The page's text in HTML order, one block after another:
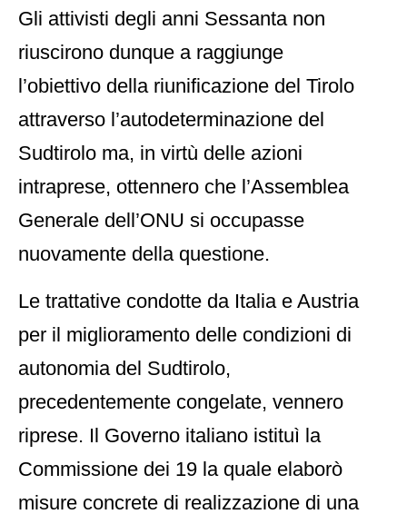
Gli attivisti degli anni Sessanta non
riuscirono dunque a raggiunge
l’obiettivo della riunificazione del Tirolo
attraverso l’autodeterminazione del
Sudtirolo ma, in virtù delle azioni
intraprese, ottennero che l’Assemblea
Generale dell’ONU si occupasse
nuovamente della questione.
Le trattative condotte da Italia e Austria
per il miglioramento delle condizioni di
autonomia del Sudtirolo,
precedentemente congelate, vennero
riprese. Il Governo italiano istituì la
Commissione dei 19 la quale elaborò
misure concrete di realizzazione di una